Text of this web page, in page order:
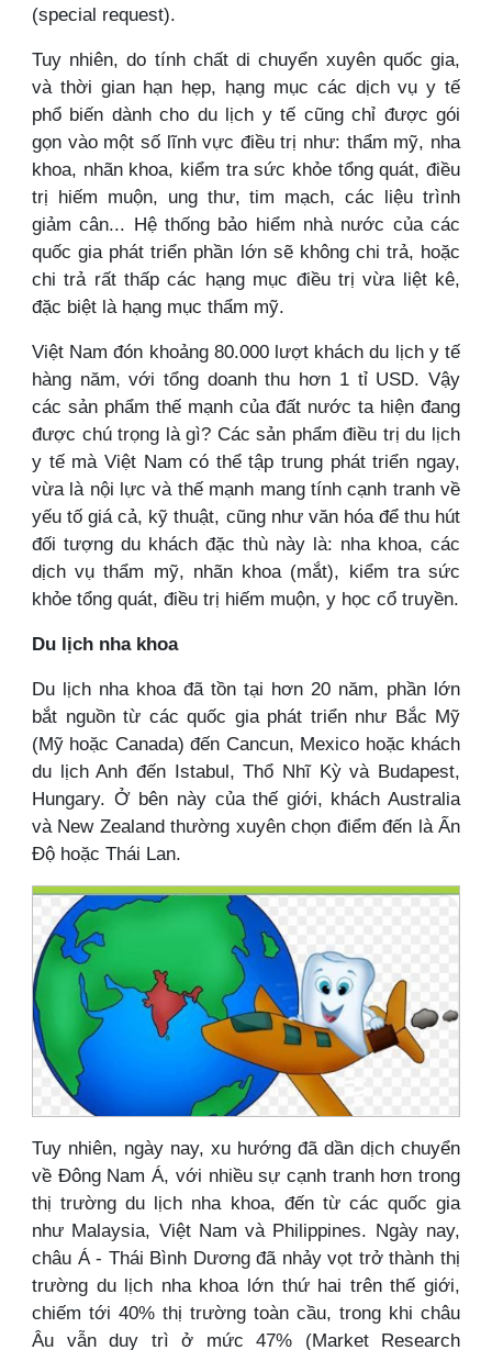
(special request).
Tuy nhiên, do tính chất di chuyển xuyên quốc gia,
và thời gian hạn hẹp, hạng mục các dịch vụ y tế
phổ biến dành cho du lịch y tế cũng chỉ được gói
gọn vào một số lĩnh vực điều trị như: thẩm mỹ, nha
khoa, nhãn khoa, kiểm tra sức khỏe tổng quát, điều
trị hiếm muộn, ung thư, tim mạch, các liệu trình
giảm cân... Hệ thống bảo hiểm nhà nước của các
quốc gia phát triển phần lớn sẽ không chi trả, hoặc
chi trả rất thấp các hạng mục điều trị vừa liệt kê,
đặc biệt là hạng mục thẩm mỹ.
Việt Nam đón khoảng 80.000 lượt khách du lịch y tế
hàng năm, với tổng doanh thu hơn 1 tỉ USD. Vậy
các sản phẩm thế mạnh của đất nước ta hiện đang
được chú trọng là gì? Các sản phẩm điều trị du lịch
y tế mà Việt Nam có thể tập trung phát triển ngay,
vừa là nội lực và thế mạnh mang tính cạnh tranh về
yếu tố giá cả, kỹ thuật, cũng như văn hóa để thu hút
đối tượng du khách đặc thù này là: nha khoa, các
dịch vụ thẩm mỹ, nhãn khoa (mắt), kiểm tra sức
khỏe tổng quát, điều trị hiếm muộn, y học cổ truyền.
Du lịch nha khoa
Du lịch nha khoa đã tồn tại hơn 20 năm, phần lớn
bắt nguồn từ các quốc gia phát triển như Bắc Mỹ
(Mỹ hoặc Canada) đến Cancun, Mexico hoặc khách
du lịch Anh đến Istabul, Thổ Nhĩ Kỳ và Budapest,
Hungary. Ở bên này của thế giới, khách Australia
và New Zealand thường xuyên chọn điểm đến là Ấn
Độ hoặc Thái Lan.
Tuy nhiên, ngày nay, xu hướng đã dần dịch chuyển
về Đông Nam Á, với nhiều sự cạnh tranh hơn trong
thị trường du lịch nha khoa, đến từ các quốc gia
như Malaysia, Việt Nam và Philippines. Ngày nay,
châu Á - Thái Bình Dương đã nhảy vọt trở thành thị
trường du lịch nha khoa lớn thứ hai trên thế giới,
chiếm tới 40% thị trường toàn cầu, trong khi châu
Âu vẫn duy trì ở mức 47% (Market Research